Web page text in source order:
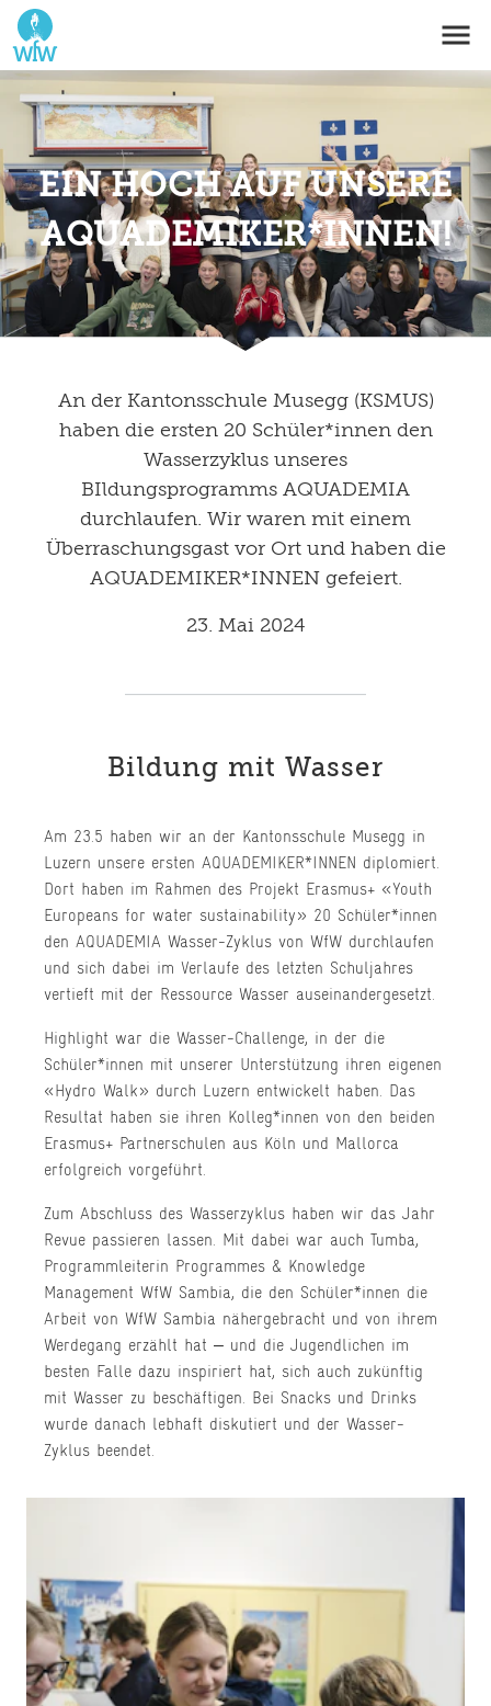
EIN HOCH AUF UNSERE
AQUADEMIKER*INNEN!
An der Kantonsschule Musegg (KSMUS)
haben die ersten 20 Schüler*innen den
Wasserzyklus unseres
BIldungsprogramms AQUADEMIA
durchlaufen. Wir waren mit einem
Überraschungsgast vor Ort und haben die
AQUADEMIKER*INNEN gefeiert.
23. Mai 2024
Bildung mit Wasser
Am 23.5 haben wir an der Kantonsschule Musegg in
Luzern unsere ersten AQUADEMIKER*INNEN diplomiert.
Dort haben im Rahmen des Projekt Erasmus+ «Youth
Europeans for water sustainability» 20 Schüler*innen
den AQUADEMIA Wasser-Zyklus von WfW durchlaufen
und sich dabei im Verlaufe des letzten Schuljahres
vertieft mit der Ressource Wasser auseinandergesetzt.
Highlight war die Wasser-Challenge, in der die
Schüler*innen mit unserer Unterstützung ihren eigenen
«Hydro Walk» durch Luzern entwickelt haben. Das
Resultat haben sie ihren Kolleg*innen von den beiden
Erasmus+ Partnerschulen aus Köln und Mallorca
erfolgreich vorgeführt.
Zum Abschluss des Wasserzyklus haben wir das Jahr
Revue passieren lassen. Mit dabei war auch Tumba,
Programmleiterin Programmes & Knowledge
Management WfW Sambia, die den Schüler*innen die
Arbeit von WfW Sambia nähergebracht und von ihrem
Werdegang erzählt hat – und die Jugendlichen im
besten Falle dazu inspiriert hat, sich auch zukünftig
mit Wasser zu beschäftigen. Bei Snacks und Drinks
wurde danach lebhaft diskutiert und der Wasser-
Zyklus beendet.